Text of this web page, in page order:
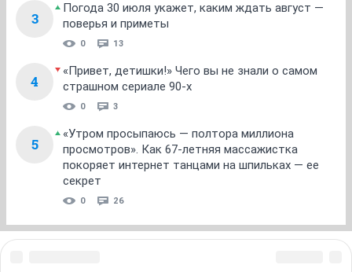
3
Погода 30 июля укажет, каким ждать август —
поверья и приметы
0 13
4
«Привет, детишки!» Чего вы не знали о самом
страшном сериале 90-х
0 3
5
«Утром просыпаюсь — полтора миллиона
просмотров». Как 67-летняя массажистка
покоряет интернет танцами на шпильках — ее
секрет
0 26